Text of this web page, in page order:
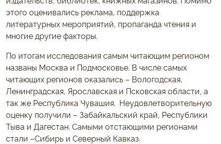
этого оценивались реклама, поддержка
литературных мероприятий, пропаганда чтения и
многие другие факторы.
По итогам исследования самым читающим регионом
названы Москва и Подмосковье. В числе самых
читающих регионов оказались – Вологодская,
Ленинградская, Ярославская и Псковская области, а
так же Республика Чувашия. Неудовлетворительную
оценку получили – Забайкальский край, Республики
Тыва и Дагестан. Самыми отстающими регионами
стали –Сибирь и Северный Кавказ.